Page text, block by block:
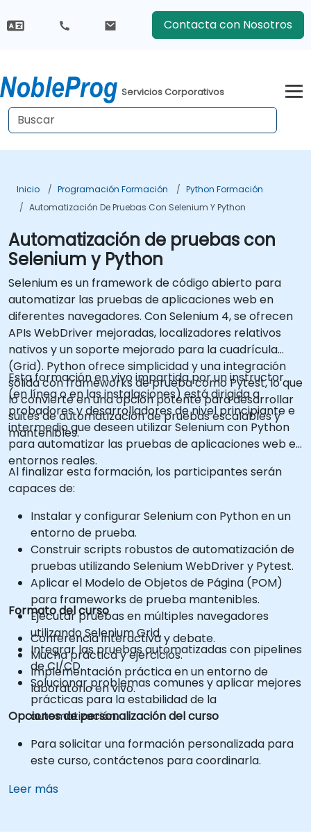
Contacta con Nosotros
Servicios Corporativos
Inicio Programación Formación
Python Formación
Automatización De Pruebas Con Selenium Y Python
Automatización de pruebas con
Selenium y Python
Selenium es un framework de código abierto para
automatizar las pruebas de aplicaciones web en
diferentes navegadores. Con Selenium 4, se ofrecen
APIs WebDriver mejoradas, localizadores relativos
nativos y un soporte mejorado para la cuadrícula
(Grid). Python ofrece simplicidad y una integración
sólida con frameworks de prueba como Pytest, lo que
lo convierte en una opción potente para desarrollar
suites de automatización de pruebas escalables y
mantenibles.
Esta formación en vivo impartida por un instructor
(en línea o en las instalaciones) está dirigida a
probadores y desarrolladores de nivel principiante e
intermedio que deseen utilizar Selenium con Python
para automatizar las pruebas de aplicaciones web en
entornos reales.
Al finalizar esta formación, los participantes serán
capaces de:
Instalar y configurar Selenium con Python en un
entorno de prueba.
Construir scripts robustos de automatización de
pruebas utilizando Selenium WebDriver y Pytest.
Aplicar el Modelo de Objetos de Página (POM)
para frameworks de prueba mantenibles.
Ejecutar pruebas en múltiples navegadores
utilizando Selenium Grid.
Integrar las pruebas automatizadas con pipelines
de CI/CD.
Solucionar problemas comunes y aplicar mejores
prácticas para la estabilidad de la
automatización.
Formato del curso
Conferencia interactiva y debate.
Mucha práctica y ejercicios.
Implementación práctica en un entorno de
laboratorio en vivo.
Opciones de personalización del curso
Para solicitar una formación personalizada para
este curso, contáctenos para coordinarla.
Leer más